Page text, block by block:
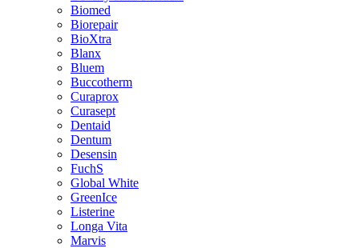
Biomed
Biorepair
BioXtra
Blanx
Bluem
Buccotherm
Curaprox
Curasept
Dentaid
Dentum
Desensin
FuchS
Global White
GreenIce
Listerine
Longa Vita
Marvis